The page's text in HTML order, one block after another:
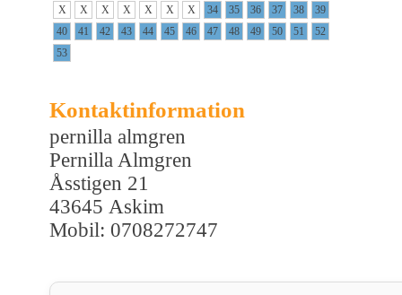
X X X X X X X 34 35 36 37 38
39
40
41 42 43 44 45 46 47 48 49 50 51
52
53
Kontaktinformation
pernilla almgren
Pernilla Almgren
Åsstigen 21
43645 Askim
Mobil: 0708272747